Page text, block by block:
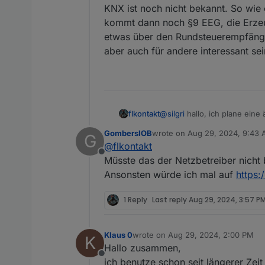
Netzspannung?
Hat das schon jemand
KNX ist noch nicht bekannt. So
kommt dann noch §9 EEG, die
etwas über den
aber auch für andere interessant
flkontakt@silgri hallo, ich plane eine
Verbrauchseinrichtung
Anlage auf den
die nur mit den Schultern.
per EEbus möglich sein,
hier steht in der Doku
G
Offline
GombersIOBwrote on Aug 29, 2024, 9:43
last edited by
@flkontakt
Müsste das der Netzbetreiber nicht
Ansonsten würde ich mal auf
1 Reply Last replyAug 29, 2024, 3:57 PM
K
Offline
Klaus 0wrote on Aug 29, 2024, 2:00 PM
last edited by
Hallo zusammen,
ich benutze schon seit längerer